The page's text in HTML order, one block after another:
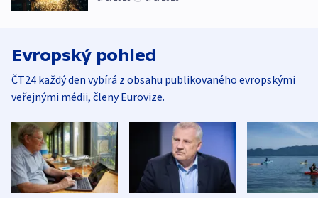
Evropský pohled
ČT24 každý den vybírá z obsahu publikovaného evropskými
veřejnými médii, členy Eurovize.